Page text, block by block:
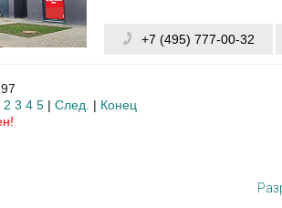
+7 (495) 777-00-32
2 3 4 5 | След. | Конец